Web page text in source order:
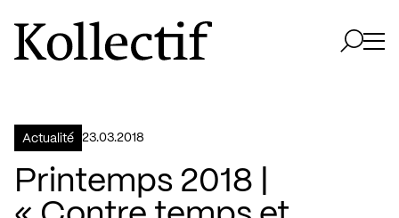
Aller à la page d'accueil
Logo Kollectif
Actualité 23.03.2018
Printemps 2018 |